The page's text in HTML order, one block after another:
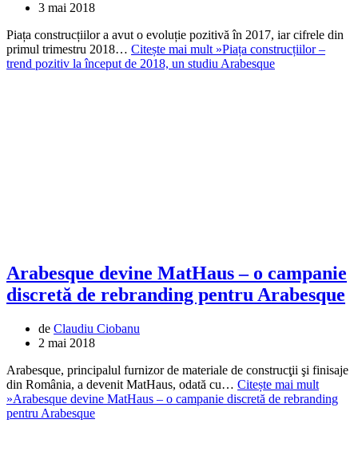
3 mai 2018
Piața construcțiilor a avut o evoluție pozitivă în 2017, iar cifrele din
primul trimestru 2018… Citește mai mult »Piața construcțiilor –
trend pozitiv la început de 2018, un studiu Arabesque
Arabesque devine MatHaus – o campanie
discretă de rebranding pentru Arabesque
de Claudiu Ciobanu
2 mai 2018
Arabesque, principalul furnizor de materiale de construcţii şi finisaje
din România, a devenit MatHaus, odată cu… Citește mai mult
»Arabesque devine MatHaus – o campanie discretă de rebranding
pentru Arabesque